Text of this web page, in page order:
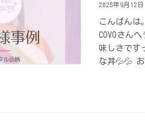
2025年9月12日
こんばんは
COVOさん
味しさです
な丼💦💦